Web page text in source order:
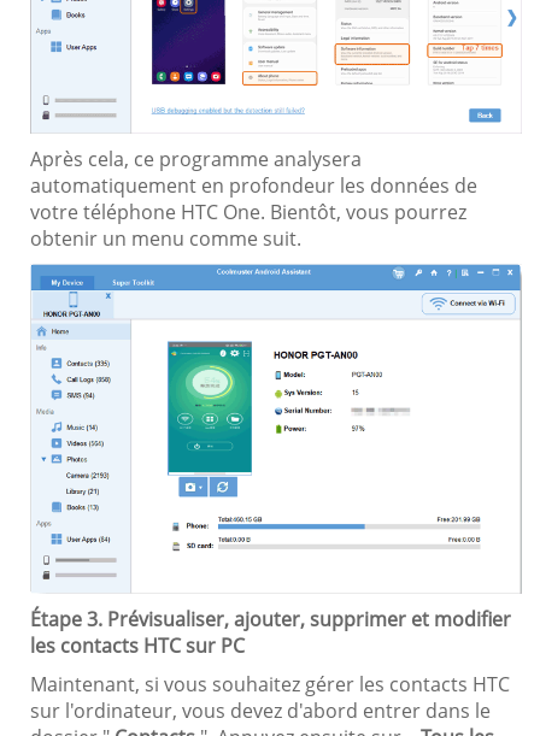
Après cela, ce programme analysera
automatiquement en profondeur les données de
votre téléphone HTC One. Bientôt, vous pourrez
obtenir un menu comme suit.
Étape 3. Prévisualiser, ajouter, supprimer et modifier
les contacts HTC sur PC
Maintenant, si vous souhaitez gérer les contacts HTC
sur l'ordinateur, vous devez d'abord entrer dans le